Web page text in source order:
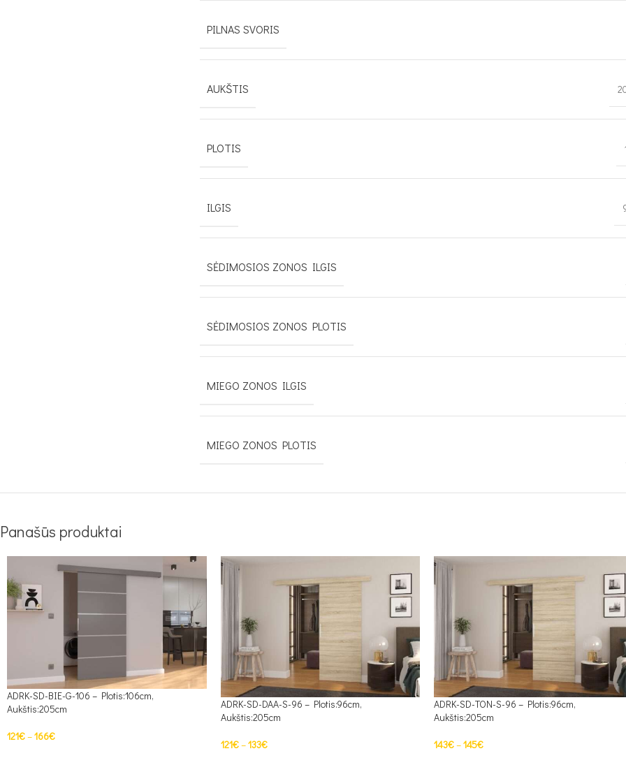
PILNAS SVORIS
AUKŠTIS
PLOTIS
ILGIS
SĖDIMOSIOS ZONOS ILGIS
SĖDIMOSIOS ZONOS PLOTIS
MIEGO ZONOS ILGIS
MIEGO ZONOS PLOTIS
Panašūs produktai
ADRK-SD-BIE-G-106 – Plotis:106cm,
Aukštis:205cm
121€–166€
ADRK-SD-DAA-S-96 – Plotis:96cm,
Aukštis:205cm
121€–133€
ADRK-SD-TON-S-96 – Plotis:96cm,
Aukštis:205cm
143€–145€